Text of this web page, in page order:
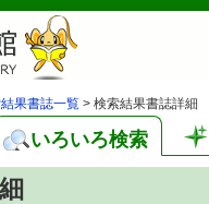
果書誌一覧 > 検索結果書誌詳細
いろいろ検索